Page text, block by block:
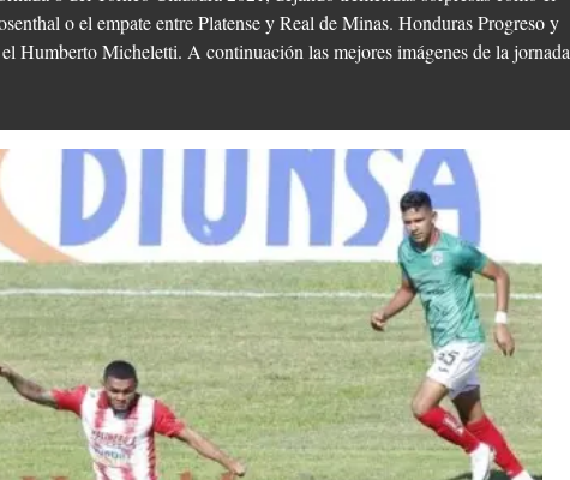
o el empate entre Platense y Real de Minas. Honduras Progreso y
Humberto Micheletti. A continuación las mejores imágenes de la jornada